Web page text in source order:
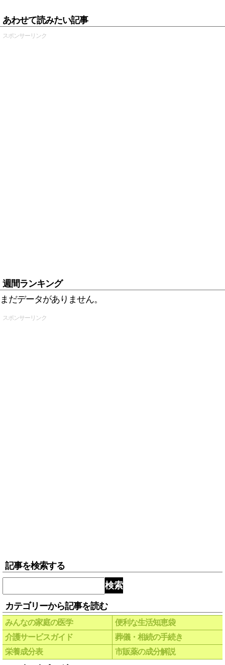
あわせて読みたい記事
スポンサーリンク
週間ランキング
まだデータがありません。
スポンサーリンク
記事を検索する
検索
カテゴリーから記事を読む
みんなの家庭の医学
便利な生活知恵袋
介護サービスガイド
葬儀・相続の手続き
栄養成分表
市販薬の成分解説